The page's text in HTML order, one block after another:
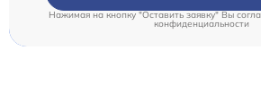
Нажимая на кнопку "Оставить заявку" Вы
конфиденциальности